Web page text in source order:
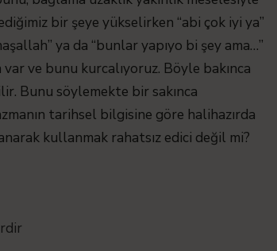
bir şeye yükselirken “abi çok iyi ya”
ya da “bunlar yapıyo bi şey ama…”
ve bunu kurcalıyoruz. Böyle bakınca
Bunu söylemekte bir sakınca
tarihsel bilgisine göre halihazırda
kullanmak rahatsız edici değil mi?